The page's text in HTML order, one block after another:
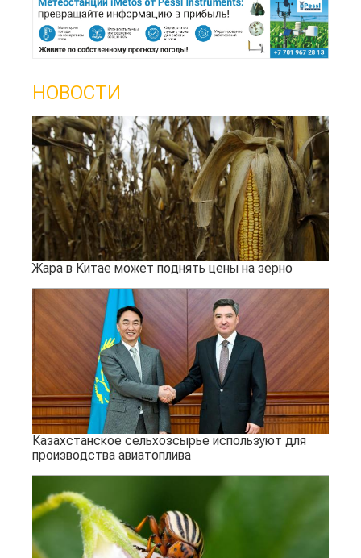
НОВОСТИ
Жара в Китае может поднять цены на зерно
Казахстанское сельхозсырье используют для
производства авиатоплива